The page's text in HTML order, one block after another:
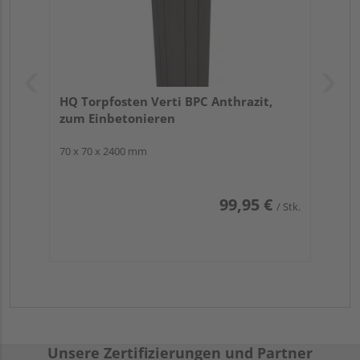
HQ Torpfosten Verti BPC Anthrazit,
zum Einbetonieren
70 x 70 x 2400 mm
99,95 € / Stk.
Unsere Zertifizierungen und Partner